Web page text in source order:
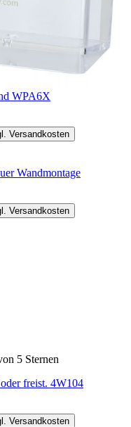
WPA6X
Versandkosten
Wandmontage
Versandkosten
5 Sternen
freist. 4W104
Versandkosten